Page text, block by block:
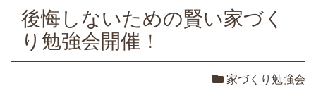
後悔しないための賢い家づく
り勉強会開催！
家づくり勉強会